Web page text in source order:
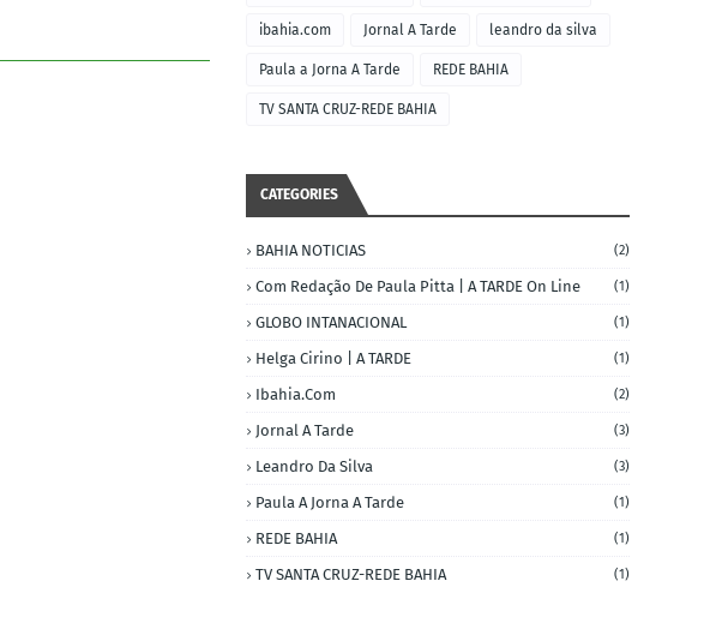
ibahia.com Jornal A Tarde leandro da silva
Paula a Jorna A Tarde REDE BAHIA
TV SANTA CRUZ-REDE BAHIA
CATEGORIES
BAHIA NOTICIAS (2)
Com Redação De Paula Pitta | A TARDE On Line (1)
GLOBO INTANACIONAL (1)
Helga Cirino | A TARDE (1)
Ibahia.com (2)
Jornal A Tarde (3)
Leandro Da Silva (3)
Paula A Jorna A Tarde (1)
REDE BAHIA (1)
TV SANTA CRUZ-REDE BAHIA (1)